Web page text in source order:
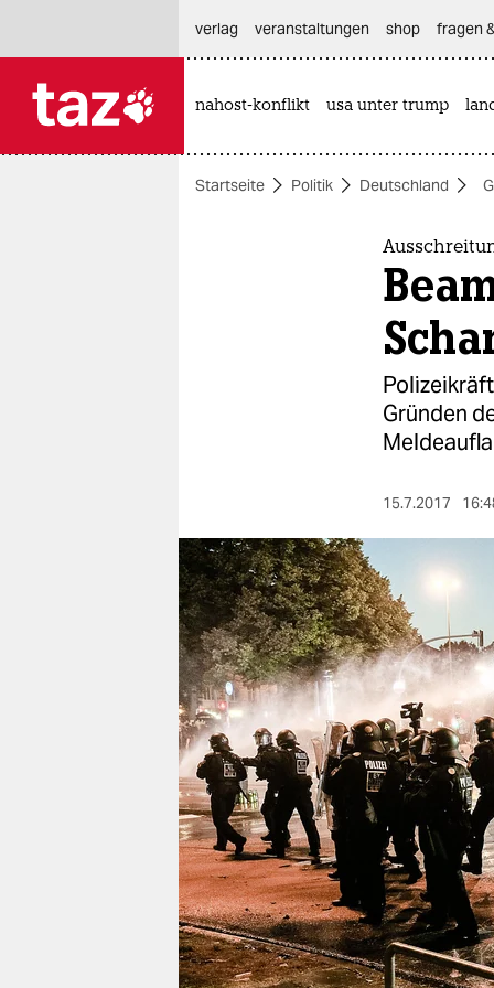
themen
nord
wahrheit
verlag
verlag
veranstaltungen
shop
fragen & hilfe
unterstützen
abo
genossenschaft
verlag
veranstaltungen shop fragen
nahost-konflikt usa unter trump
Startseite Politik Deutschland
Gründen
15.7.2017